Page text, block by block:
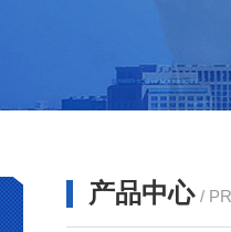
产品中心 /